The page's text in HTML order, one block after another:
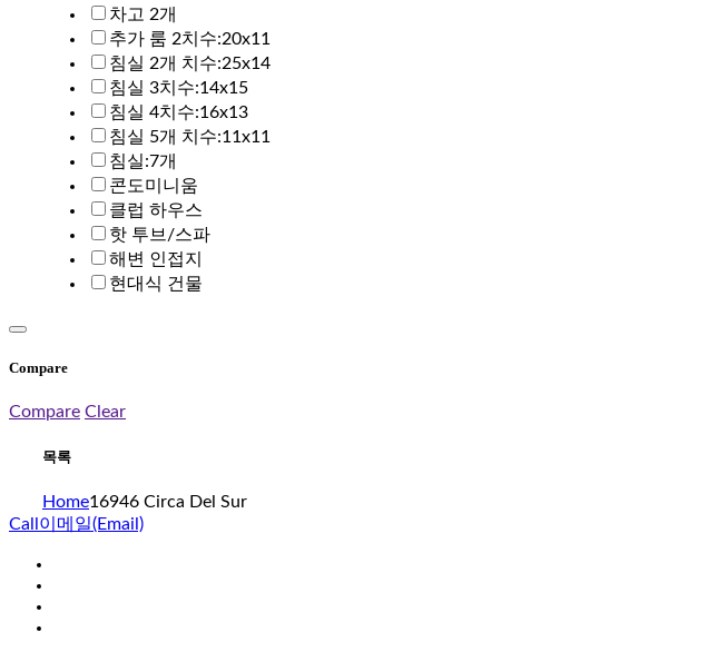
차고 2개
추가 룸 2치수:20x11
침실 2개 치수:25x14
침실 3치수:14x15
침실 4치수:16x13
침실 5개 치수:11x11
침실:7개
콘도미니움
클럽 하우스
핫 투브/스파
해변 인접지
현대식 건물
Compare
Compare Clear
목록
Home16946 Circa Del Sur
Call 이메일(Email)